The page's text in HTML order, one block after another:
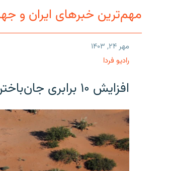
مهم‌ترین خبرهای ایران و
مهر ۲۴, ۱۴۰۳
رادیو فردا
افزایش ۱۰ برابری جان‌باختن مهاجران در مرز آمریکا و مکزیک